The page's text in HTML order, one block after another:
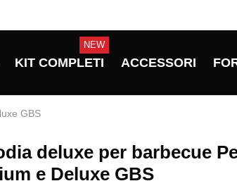
KIT COMPLETI
NEW
ACCESSORI
GBS
deluxe per barbecue
e Deluxe GBS